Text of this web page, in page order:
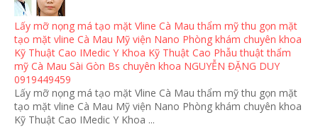
Lấy mỡ nọng má tạo mặt Vline Cà Mau thẩm mỹ thu gọn mặt
tạo mặt vline Cà Mau Mỹ viện Nano Phòng khám chuyên khoa
Kỹ Thuật Cao IMedic Y Khoa Kỹ Thuật Cao Phẫu thuật thẩm
mỹ Cà Mau Sài Gòn Bs chuyên khoa NGUYỄN ĐẶNG DUY
0919449459
Lấy mỡ nọng má tạo mặt Vline Cà Mau thẩm mỹ thu gọn mặt
tạo mặt vline Cà Mau Mỹ viện Nano Phòng khám chuyên khoa
Kỹ Thuật Cao IMedic Y Khoa ...